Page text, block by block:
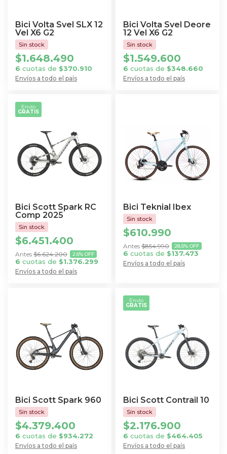
elegir
en
la
página
de
producto
elegir
en
la
página
de
producto
Bici Volta Svel SLX 12
Vel X6 G2
Envíos a todo el país
$1.648.490
6 cuotas de $370.910
producto
tiene
variantes.
Las
opciones
elegir
en
la
página
de
producto
Bici Volta Svel Deore
12 Vel X6 G2
Envíos a todo el país
$1.549.600
6 cuotas de $348.660
variantes.
Las
opciones
se
elegir
en
la
página
de
producto
Bici Scott Spark RC
Comp 2025
Envío
GRATIS
Envíos a todo el país
$6.624.200
$6.451.400
2.6% OFF
6 cuotas de $1.376.299
variantes.
Las
opciones
se
elegir
en
la
página
de
Bici Teknial Ibex
Envíos a todo el país
$854.990
$610.990
28.5% OFF
6 cuotas de $137.473
tiene
múltiples
variantes.
Las
opciones
se
en
la
página
de
producto
Bici Scott Spark 960
Envíos a todo el país
$4.379.400
6 cuotas de $934.272
Bici Scott Contrail 10
Envío
GRATIS
Envíos a todo el país
$2.176.900
6 cuotas de $464.405